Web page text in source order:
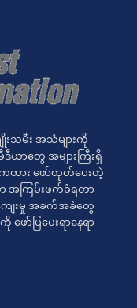
သမီး အသံများကို
ယာတွေ အများကြီးရှိ
ား ဖော်ထုတ်ပေးတဲ့
အကြမ်းဖက်ခံရတာ
ျေးမှု အခက်အခဲတွေ
ာ်ပြပေးရာနေရာ